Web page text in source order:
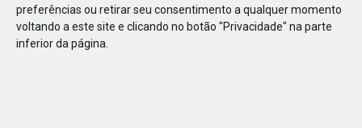
preferências ou retirar seu consentimento a qualquer momento
voltando a este site e clicando no botão "Privacidade" na parte
inferior da página.